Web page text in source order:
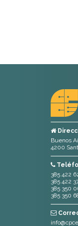
Buenos
4200
385 422
385 422
385 350
385 350